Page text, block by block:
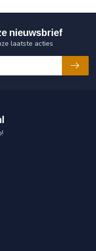
nieuwsbrief
laatste acties